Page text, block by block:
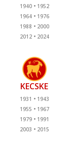
1940
1952
1964
1976
1988
2000
2012
2024
KECSKE
1931
1943
1955
1967
1979
1991
2003
2015